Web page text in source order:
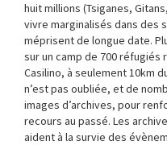
huit millions (Tsiganes,
vivre marginalisés dans des
méprisent de longue date.
sur un camp de 700 réfugiés
Casilino, à seulement 10km
n’est pas oubliée, et de
images d’archives, pour
recours au passé. Les
aident à la survie des